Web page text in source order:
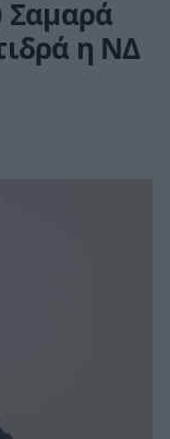
Σαμαρά
η ΝΔ